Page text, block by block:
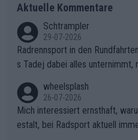
Aktuelle Kommentare
Schtrampler
29-07-2026
Radrennsport in den
s Tadej dabei alles unternimmt,
ganze Team auch mental stark
olg teilzuhaben, ist ihm ganz
chen weit über den Radsport
wheelsplash
26-07-2026
Mich interessiert ernsthaft,
estalt, bei Radsport aktuell